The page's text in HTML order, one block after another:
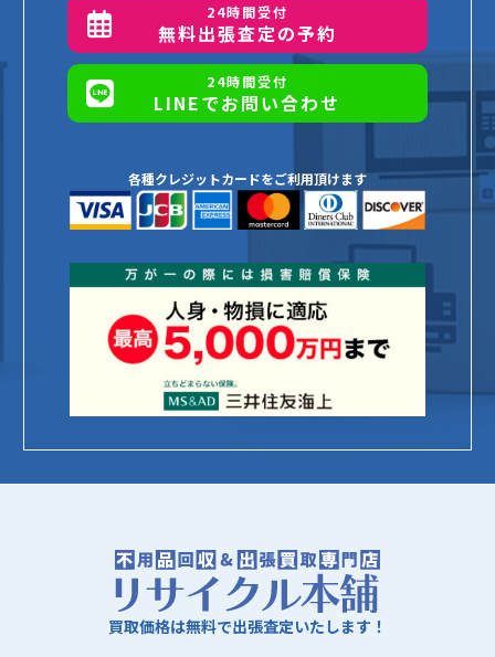
24時間受付
無料出張査定の予約
24時間受付
LINEでお問い合わせ
各種クレジットカードをご利用頂けます
買取価格は無料で出張査定いたします！